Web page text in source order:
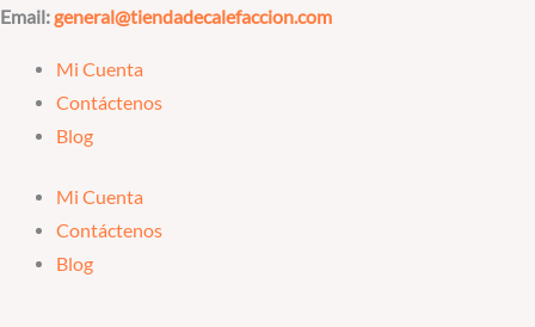
Ir
contenido
Email:general@tiendadecalefaccion.com
Mi Cuenta
Contáctenos
Blog
Mi Cuenta
Contáctenos
Blog